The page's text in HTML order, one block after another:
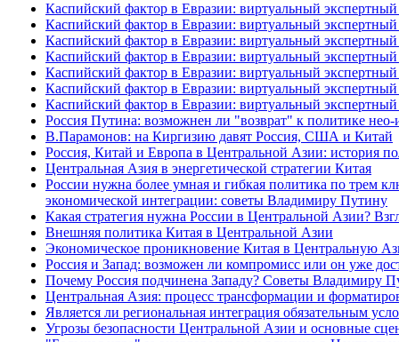
Каспийский фактор в Евразии: виртуальный
Каспийский фактор в Евразии: виртуальный
Каспийский фактор в Евразии: виртуальный
Каспийский фактор в Евразии: виртуальный
Каспийский фактор в Евразии: виртуальный
Каспийский фактор в Евразии: виртуальный
Каспийский фактор в Евразии: виртуальный
Россия Путина: возможнен ли "возврат" к политике нео-
В.Парамонов: на Киргизию давят Россия, США и Китай
Россия, Китай и Европа в Центральной Азии: история
Центральная Азия в энергетической стратегии Китая
России нужна более умная и гибкая политика по трем
экономической интеграции: советы Владимиру Путину
Какая стратегия нужна России в Центральной Азии?
Внешняя политика Китая в Центральной Азии
Экономическое проникновение Китая в Центральную
Россия и Запад: возможен ли компромисс или он уже
Почему Россия подчинена Западу? Советы Владимиру
Центральная Азия: процесс трансформации и
Является ли региональная интеграция обязательным
Угрозы безопасности Центральной Азии и основные